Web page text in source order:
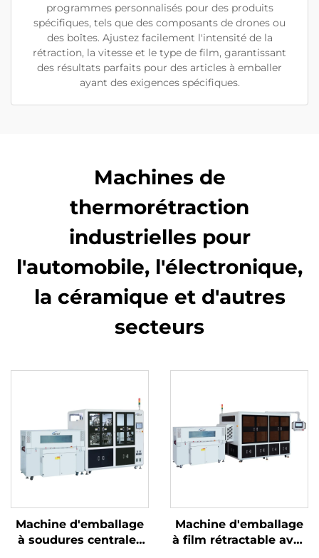
programmes personnalisés pour des produits
spécifiques, tels que des composants de drones ou
des boîtes. Ajustez facilement l'intensité de la
rétraction, la vitesse et le type de film, garantissant
des résultats parfaits pour des articles à emballer
ayant des exigences spécifiques.
Machines de
thermorétraction
industrielles pour
l'automobile, l'électronique,
la céramique et d'autres
secteurs
Machine d'emballage
à soudures centrales
Machine d'emballage
à film rétractable avec